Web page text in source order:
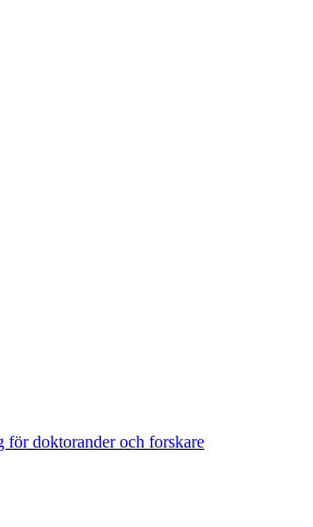
för doktorander och forskare